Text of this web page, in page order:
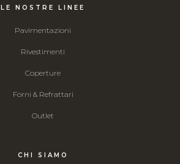
LE NOSTRE LINEE
Pavimentazioni
Rivestimenti
Coperture
Forni & Refrattari
Outlet
CHI SIAMO